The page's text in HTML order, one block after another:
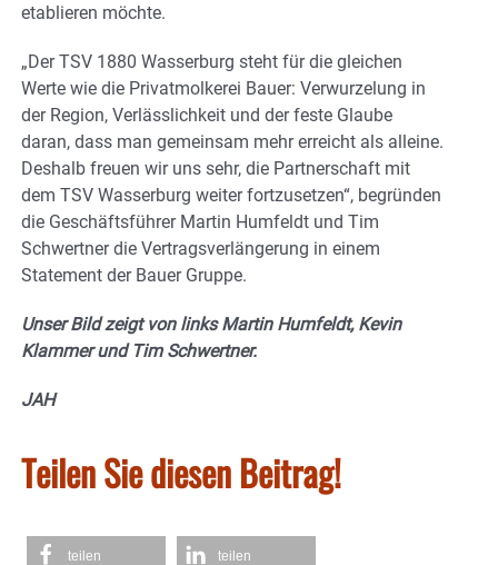
etablieren möchte.
„Der TSV 1880 Wasserburg steht für die gleichen
Werte wie die Privatmolkerei Bauer: Verwurzelung in
der Region, Verlässlichkeit und der feste Glaube
daran, dass man gemeinsam mehr erreicht als alleine.
Deshalb freuen wir uns sehr, die Partnerschaft mit
dem TSV Wasserburg weiter fortzusetzen“, begründen
die Geschäftsführer Martin Humfeldt und Tim
Schwertner die Vertragsverlängerung in einem
Statement der Bauer Gruppe.
Unser Bild zeigt von links Martin Humfeldt, Kevin
Klammer und Tim Schwertner.
JAH
Teilen Sie diesen Beitrag!
teilen teilen